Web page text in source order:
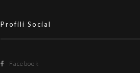
Profili Social
Facebook